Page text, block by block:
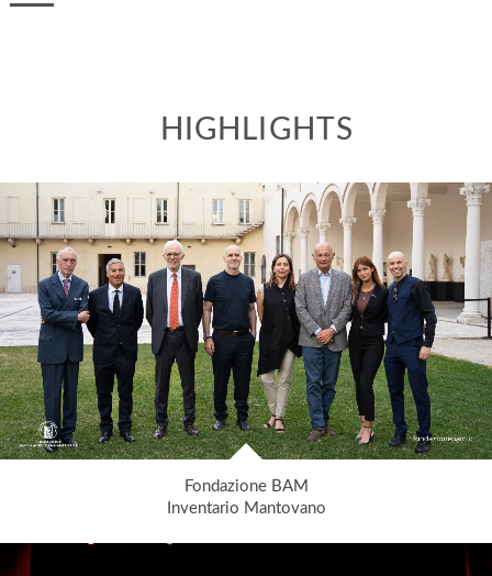
HIGHLIGHTS
Fondazione BAM
Inventario Mantovano